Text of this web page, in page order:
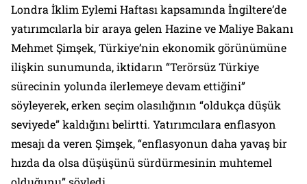
Londra İklim Eylemi Haftası kapsamında İngiltere’de
yatırımcılarla bir araya gelen Hazine ve Maliye Bakanı
Mehmet Şimşek, Türkiye’nin ekonomik görünümüne
ilişkin sunumunda, iktidarın “Terörsüz Türkiye
sürecinin yolunda ilerlemeye devam ettiğini”
söyleyerek, erken seçim olasılığının “oldukça düşük
seviyede” kaldığını belirtti. Yatırımcılara enflasyon
mesajı da veren Şimşek, “enflasyonun daha yavaş bir
hızda da olsa düşüşünü sürdürmesinin muhtemel